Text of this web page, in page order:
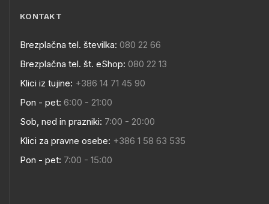
KONTAKT
Brezplačna tel. številka: 080 22 66
Brezplačna tel. št. eShop: 080 22 13
Klici iz tujine: +386 14 71 45 90
Pon - pet: 6:00 - 21:00
Sob, ned in prazniki: 7:00 - 20:00
Klici za pravne osebe: +386 1 58 63 535
Pon - pet: 7:00 - 15:00